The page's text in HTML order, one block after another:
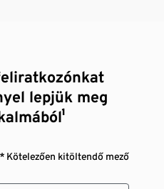
lepjük meg
* Kötelezően kitöltendő mező